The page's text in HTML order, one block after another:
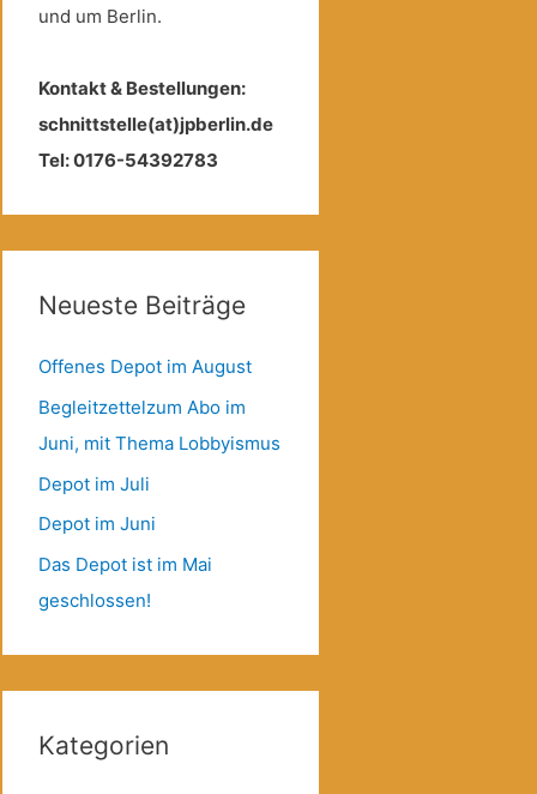
und um Berlin.
Kontakt & Bestellungen:
schnittstelle(at)jpberlin.de
Tel: 0176-54392783
Neueste Beiträge
Offenes Depot im August
Begleitzettelzum Abo im
Juni, mit Thema Lobbyismus
Depot im Juli
Depot im Juni
Das Depot ist im Mai
geschlossen!
Kategorien